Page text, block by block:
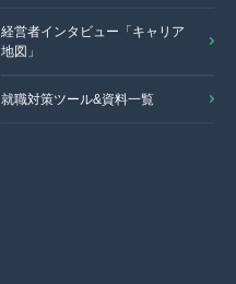
経営者インタビュー「キャリア
地図」
就職対策ツール&資料一覧